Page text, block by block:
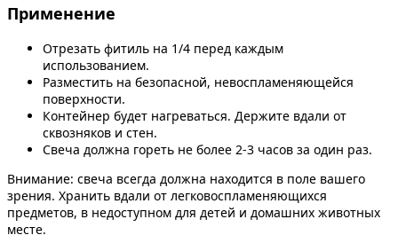
Применение
Отрезать фитиль на 1/4 перед каждым
использованием.
Разместить на безопасной, невоспламеняющейся
поверхности.
Контейнер будет нагреваться. Держите вдали от
сквозняков и стен.
Свеча должна гореть не более 2-3 часов за один раз.
Внимание: свеча всегда должна находится в поле вашего
зрения. Хранить вдали от легковоспламеняющихся
предметов, в недоступном для детей и домашних животных
месте.